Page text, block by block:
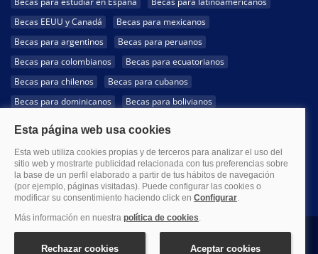
Becas EEUU y Canadá
Becas para mexicanos
Becas para argentinos
Becas para peruanos
Becas para colombianos
Becas para ecuatorianos
Becas para chilenos
Becas para cubanos
Becas para dominicanos
Becas para bolivianos
Becas para hondureños
Becas para paraguayos
Becas para uruguayos
Becas para salvadoreños
1999-2026 Becas.com @Todos los derechos reservados